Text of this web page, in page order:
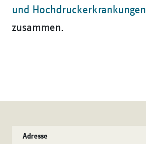
und Hochdruckerkrankungen
zusammen.
Adresse